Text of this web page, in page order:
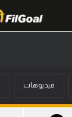
فيديوهات